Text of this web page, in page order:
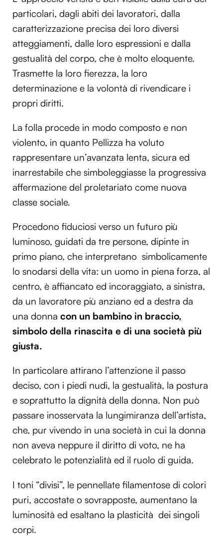
Utilizziamo i cookie per personalizzare contenuti ed
annunci, per fornire funzionalità dei social media e per
analizzare il nostro traffico. Condividiamo inoltre
informazioni sul modo in cui utilizzi il nostro sito con i
nostri partner che si occupano di analisi dei dati web,
pubblicità e social media, i quali potrebbero combinarle
con altre informazioni che hai fornito loro o che hanno
particolari, dagli abiti dei lavoratori, dalla
caratterizzazione precisa dei loro diversi
atteggiamenti, dalle loro espressioni e dalla
gestualità del corpo, che è molto eloquente.
Trasmette la loro fierezza, la loro
determinazione e la volontà di rivendicare i
propri diritti.
La folla procede in modo composto e non
violento, in quanto Pellizza ha voluto
rappresentare un’avanzata lenta, sicura ed
inarrestabile che simboleggiasse la progressiva
affermazione del proletariato come nuova
classe sociale.
Procedono fiduciosi verso un futuro più
luminoso, guidati da tre persone, dipinte in
primo piano, che interpretano simbolicamente
lo snodarsi della vita: un uomo in piena forza, al
centro, è affiancato ed incoraggiato, a sinistra,
da un lavoratore più anziano ed a destra da
una donna con un bambino in braccio,
simbolo della rinascita e di una società più
giusta.
In particolare attirano l’attenzione il passo
deciso, con i piedi nudi, la gestualità, la postura
e soprattutto la dignità della donna. Non può
passare inosservata la lungimiranza dell’artista,
che, pur vivendo in una società in cui la donna
non aveva neppure il diritto di voto, ne ha
celebrato le potenzialità ed il ruolo di guida.
I toni “divisi”, le pennellate filamentose di colori
puri, accostate o sovrapposte, aumentano la
luminosità ed esaltano la plasticità dei singoli
corpi.